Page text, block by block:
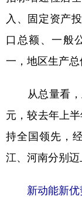
多语种频道
Deutsch
入、固定资产
口总额、一般
一，地区生产总
从总量看，
元，较去年上
持全国领先，
江、河南分别迈
新动能新